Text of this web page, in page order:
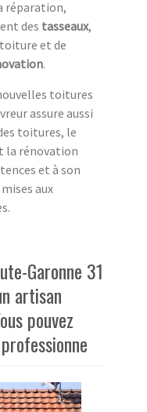
réparation,
des tasseaux,
et de
.
toitures
assure aussi
toitures, le
la rénovation
et à son
aux
Garonne 31
artisan
pouvez